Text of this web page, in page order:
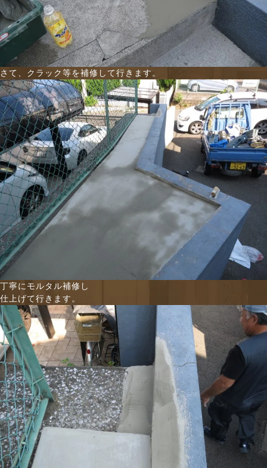
さて、クラック等を補修して行きます。
丁寧にモルタル補修し
仕上げて行きます。